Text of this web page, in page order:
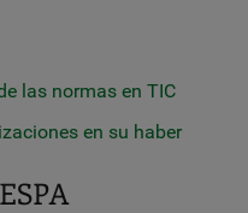
las normas en TIC
en su haber